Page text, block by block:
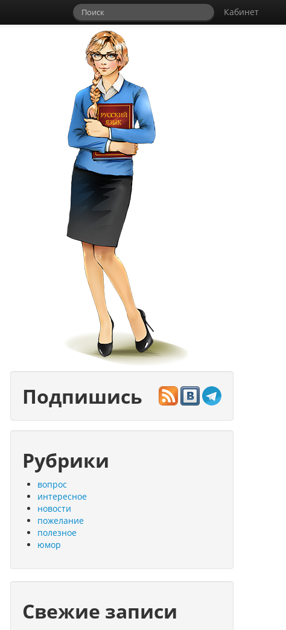
Кабинет
Подпишись
Рубрики
вопрос
интересное
новости
пожелание
полезное
юмор
Свежие записи